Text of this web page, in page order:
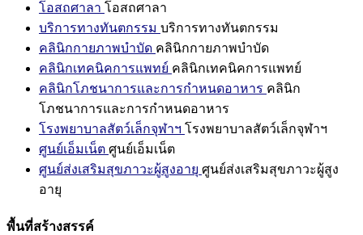
โอสถศาลา โอสถศาลา
บริการทางทันตกรรม บริการทางทันตกรรม
คลินิกกายภาพบำบัด คลินิกกายภาพบำบัด
คลินิกเทคนิคการแพทย์ คลินิกเทคนิคการแพทย์
คลินิกโภชนาการและการกำหนดอาหาร คลินิก
โภชนาการและการกำหนดอาหาร
โรงพยาบาลสัตว์เล็กจุฬาฯ โรงพยาบาลสัตว์เล็กจุฬาฯ
ศูนย์เอ็มเน็ต ศูนย์เอ็มเน็ต
ศูนย์ส่งเสริมสุขภาวะผู้สูงอายุ ศูนย์ส่งเสริมสุขภาวะผู้สูง
อายุ
พื้นที่สร้างสรรค์